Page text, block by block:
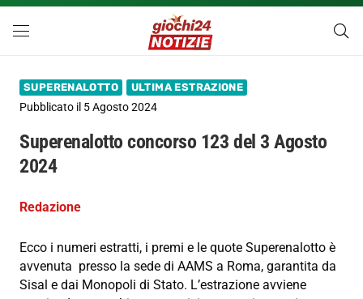
SUPERENALOTTO ULTIMA ESTRAZIONE
Pubblicato il 5 Agosto 2024
Superenalotto concorso 123 del 3 Agosto
2024
Redazione
Ecco i numeri estratti, i premi e le quote Superenalotto è
avvenuta presso la sede di AAMS a Roma, garantita da
Sisal e dai Monopoli di Stato. L’estrazione avviene